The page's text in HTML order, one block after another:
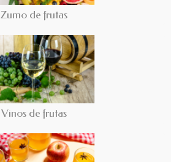
Zumo de frutas
Vinos de frutas